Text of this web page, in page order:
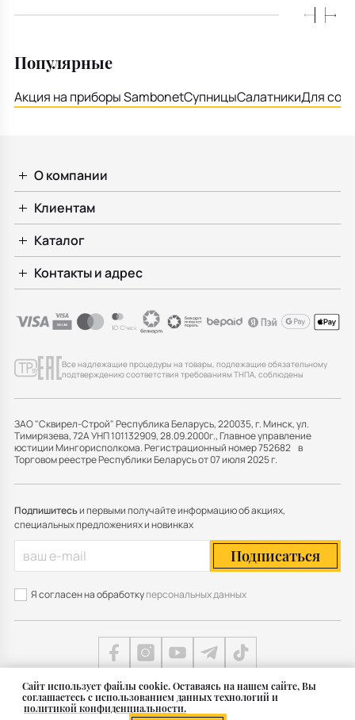
Популярные
Акция на приборы SambonetСупницыСалатникиДля
Cайт использует файлы cookie. Оставаясь на нашем сайте, Вы
соглашаетесь с использованием данных технологий и
политикой конфиденциальности.
О компании
Клиентам
Каталог
Контакты и адрес
Все надлежащие процедуры на товары, подлежащие обязательному
подтверждению соответствия требованиям ТНПА, соблюдены
ЗАО "Сквирел-Строй" Республика Беларусь, 220035, г. Минск, ул.
Тимирязева, 72А УНП 101132909, 28.09.2000г., Главное управление
юстиции Мингорисполкома. Регистрационный номер 752682 в
Торговом реестре Республики Беларусь от 07 июля 2025 г.
Подпишитесьи первыми получайте информацию об акциях,
специальных предложениях и новинках
Подписаться
Я согласен на обработкуперсональных данных
Карта сайта